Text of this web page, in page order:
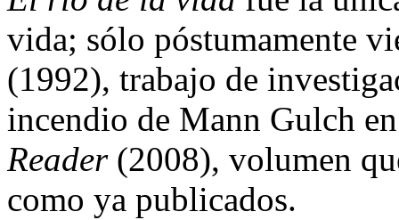
vida; sólo póstumamente
(1992), trabajo de
incendio de Mann Gulch
Reader(2008), volumen
como ya publicados.